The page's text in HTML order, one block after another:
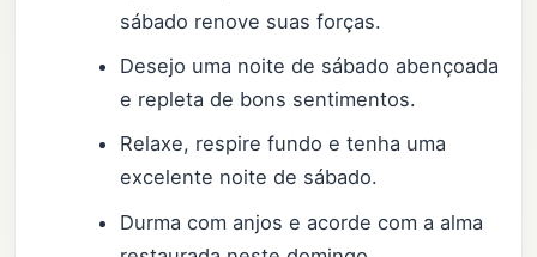
sábado renove suas forças.
Desejo uma noite de sábado abençoada
e repleta de bons sentimentos.
Relaxe, respire fundo e tenha uma
excelente noite de sábado.
Durma com anjos e acorde com a alma